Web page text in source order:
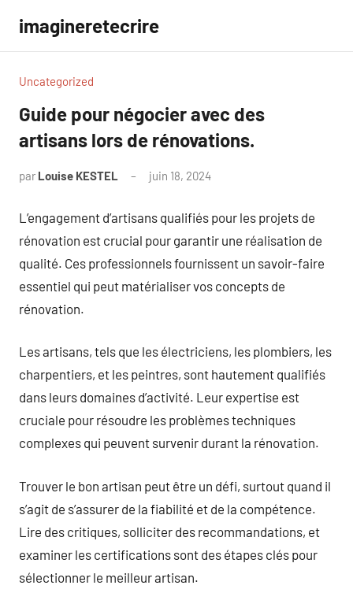
contenu
imagineretecrire
Uncategorized
Guide pour négocier avec des
artisans lors de rénovations.
par Louise KESTEL juin 18, 2024
L’engagement d’artisans qualifiés pour les projets de
rénovation est crucial pour garantir une réalisation de
qualité. Ces professionnels fournissent un savoir-faire
essentiel qui peut matérialiser vos concepts de
rénovation.
Les artisans, tels que les électriciens, les plombiers, les
charpentiers, et les peintres, sont hautement qualifiés
dans leurs domaines d’activité. Leur expertise est
cruciale pour résoudre les problèmes techniques
complexes qui peuvent survenir durant la rénovation.
Trouver le bon artisan peut être un défi, surtout quand il
s’agit de s’assurer de la fiabilité et de la compétence.
Lire des critiques, solliciter des recommandations, et
examiner les certifications sont des étapes clés pour
sélectionner le meilleur artisan.